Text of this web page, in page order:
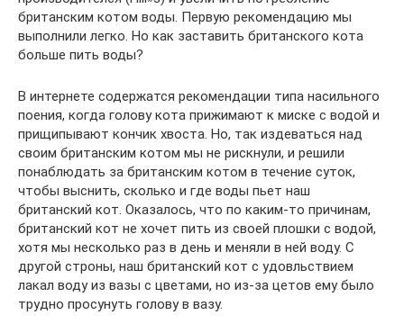
британским котом воды. Первую рекомендацию мы
выполнили легко. Но как заставить британского кота
больше пить воды?
В интернете содержатся рекомендации типа насильного
поения, когда голову кота прижимают к миске с водой и
прищипывают кончик хвоста. Но, так издеваться над
своим британским котом мы не рискнули, и решили
понаблюдать за британским котом в течение суток,
чтобы выснить, сколько и где воды пьет наш
британский кот. Оказалось, что по каким-то причинам,
британский кот не хочет пить из своей плошки с водой,
хотя мы несколько раз в день и меняли в ней воду. С
другой строны, наш британский кот с удовльствием
лакал воду из вазы с цветами, но из-за цетов ему было
трудно просунуть голову в вазу.